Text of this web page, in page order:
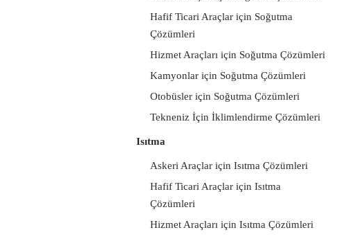
Hafif Ticari Araçlar için Soğutma
Çözümleri
Hizmet Araçları için Soğutma Çözümleri
Kamyonlar için Soğutma Çözümleri
Otobüsler için Soğutma Çözümleri
Tekneniz İçin İklimlendirme Çözümleri
Isıtma
Askeri Araçlar için Isıtma Çözümleri
Hafif Ticari Araçlar için Isıtma
Çözümleri
Hizmet Araçları için Isıtma Çözümleri